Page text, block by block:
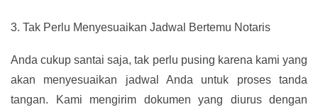
3. Tak Perlu Menyesuaikan Jadwal Bertemu Notaris
Anda cukup santai saja, tak perlu pusing karena kami yang
akan menyesuaikan jadwal Anda untuk proses tanda
tangan. Kami mengirim dokumen yang diurus dengan